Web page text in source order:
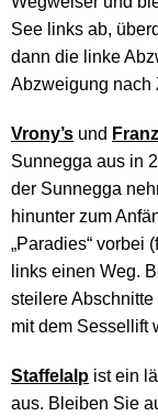
See links ab,
dann die linke
Abzweigung nach
Vrony’s und
Sunnegga aus in
der Sunnegga
hinunter zum
„Paradies“ vorbei
links einen Weg.
steilere
mit dem Sessellift
Staffelalp ist ein
aus. Bleiben Sie